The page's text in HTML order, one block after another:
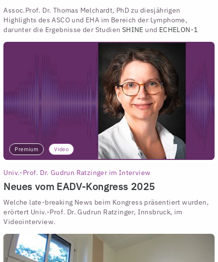
Assoc.Prof. Dr. Thomas Melchardt, PhD zu diesjährigen
Highlights des ASCO und EHA im Bereich der Lymphome,
darunter die Ergebnisse der Studien SHINE und ECHELON-1
Premium Video
Univ.-Prof. Dr. Gudrun Ratzinger im Interview
Neues vom EADV-Kongress 2025
Welche late-breaking News beim Kongress präsentiert wurden,
erörtert Univ.-Prof. Dr. Gudrun Ratzinger, Innsbruck, im
Videointerview.